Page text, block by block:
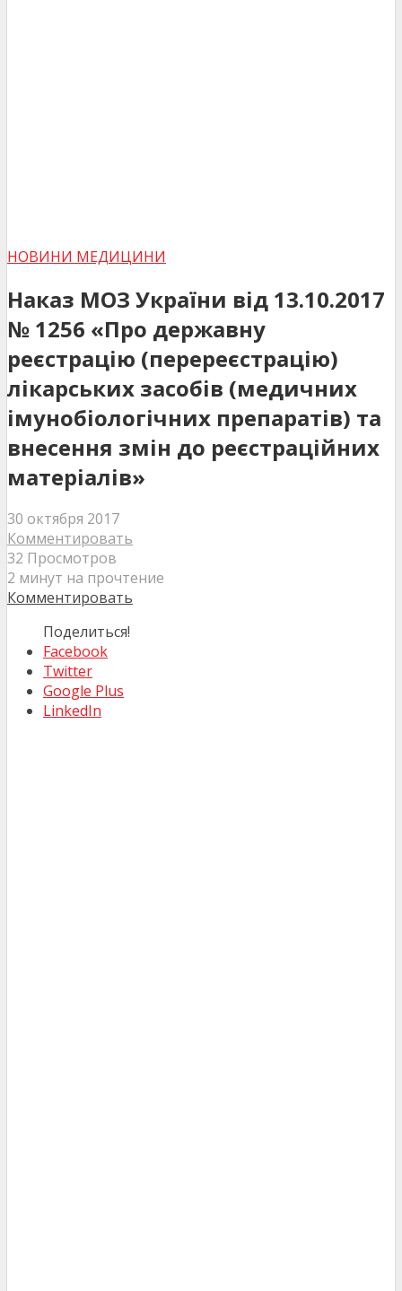
НОВИНИ МЕДИЦИНИ
Наказ МОЗ України від 13.10.2017
№ 1256 «Про державну
реєстрацію (перереєстрацію)
лікарських засобів (медичних
імунобіологічних препаратів) та
внесення змін до реєстраційних
матеріалів»
30 октября 2017
Комментировать
32 Просмотров
2 минут на прочтение
Комментировать
Поделиться!
Facebook
Twitter
Google Plus
LinkedIn